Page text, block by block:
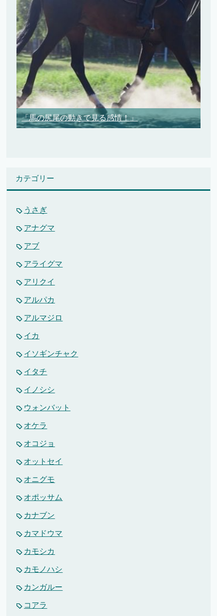
「馬の尻尾の動きで見る感情！」
カテゴリー
うさぎ
アナグマ
アブ
アライグマ
アリクイ
アルパカ
アルマジロ
イカ
イソギンチャク
イタチ
イノシシ
ウォンバット
オケラ
オコジョ
オットセイ
オニグモ
オポッサム
カナブン
カマドウマ
カモシカ
カモノハシ
カンガルー
コアラ